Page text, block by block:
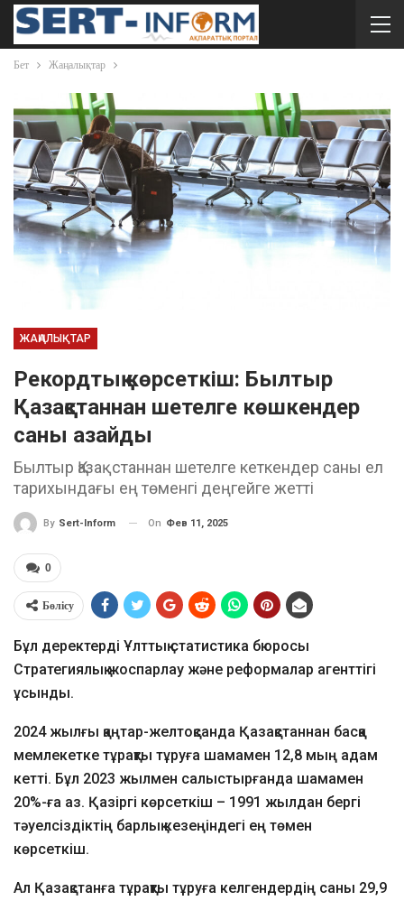
Бет Жаңалықтар
ЖАҢАЛЫҚТАР
Рекордтық көрсеткіш: Былтыр
Қазақстаннан шетелге көшкендер
саны азайды
Былтыр Қазақстаннан шетелге кеткендер саны ел
тарихындағы ең төменгі деңгейге жетті
By Sert-Inform On Фев 11, 2025
0
Бөлісу
Бұл деректерді Ұлттық статистика бюросы
Стратегиялық жоспарлау және реформалар агенттігі
ұсынды.
2024 жылғы қаңтар-желтоқсанда Қазақстаннан басқа
мемлекетке тұрақты тұруға шамамен 12,8 мың адам
кетті. Бұл 2023 жылмен салыстырғанда шамамен
20%-ға аз. Қазіргі көрсеткіш – 1991 жылдан бергі
тәуелсіздіктің барлық кезеңіндегі ең төмен
көрсеткіш.
Ал Қазақстанға тұрақты тұруға келгендердің саны 29,9